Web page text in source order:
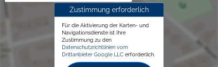
Zustimmung erforderlich
Für die Aktivierung der Karten- und
Navigationsdienste ist Ihre
Zustimmung zu den
Datenschutzrichtlinien vom
Drittanbieter Google LLC erforderlich.